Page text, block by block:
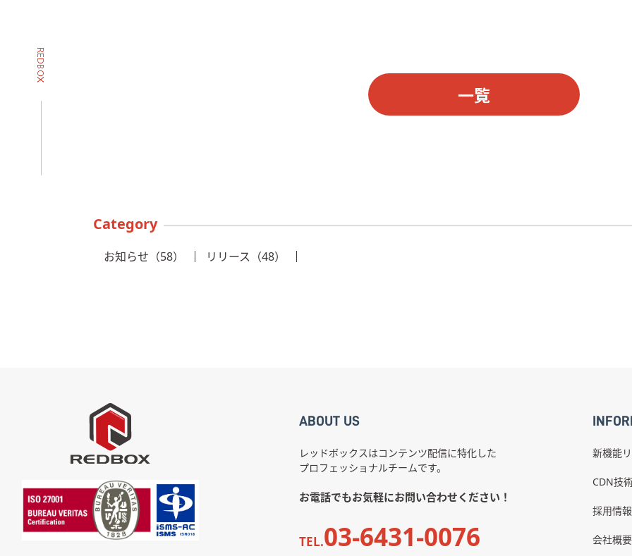
一覧
Category
お知らせ（58） リリース（48）
ABOUT US
レッドボックスはコンテンツ配信に特化した
プロフェッショナルチームです。
お電話でもお気軽にお問い合わせください！
TEL.03-6431-0076
新機能
CDN技
採用情報
会社概要